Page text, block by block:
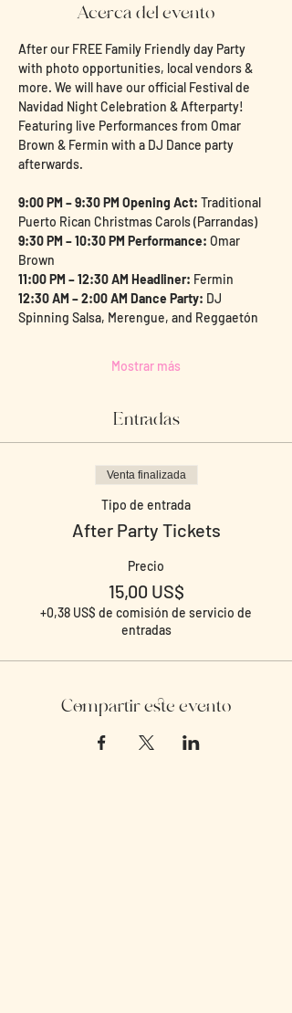
Acerca del evento
After our FREE Family Friendly day Party
with photo opportunities, local vendors &
more. We will have our official Festival de
Navidad Night Celebration & Afterparty!
Featuring live Performances from Omar
Brown & Fermin with a DJ Dance party
afterwards.
9:00 PM – 9:30 PM Opening Act: Traditional
Puerto Rican Christmas Carols (Parrandas)
9:30 PM – 10:30 PM Performance: Omar
Brown
11:00 PM – 12:30 AM Headliner: Fermin
12:30 AM – 2:00 AM Dance Party: DJ
Spinning Salsa, Merengue, and Reggaetón
Mostrar más
Entradas
Venta finalizada
Tipo de entrada
After Party Tickets
Precio
15,00 US$
+0,38 US$ de comisión de servicio de
entradas
Compartir este evento